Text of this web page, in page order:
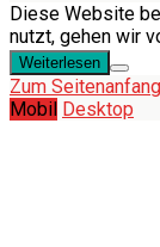
Diese Website
nutzt, gehen wir
Weiterlesen
Zum Seitenanfang
Mobil Desktop